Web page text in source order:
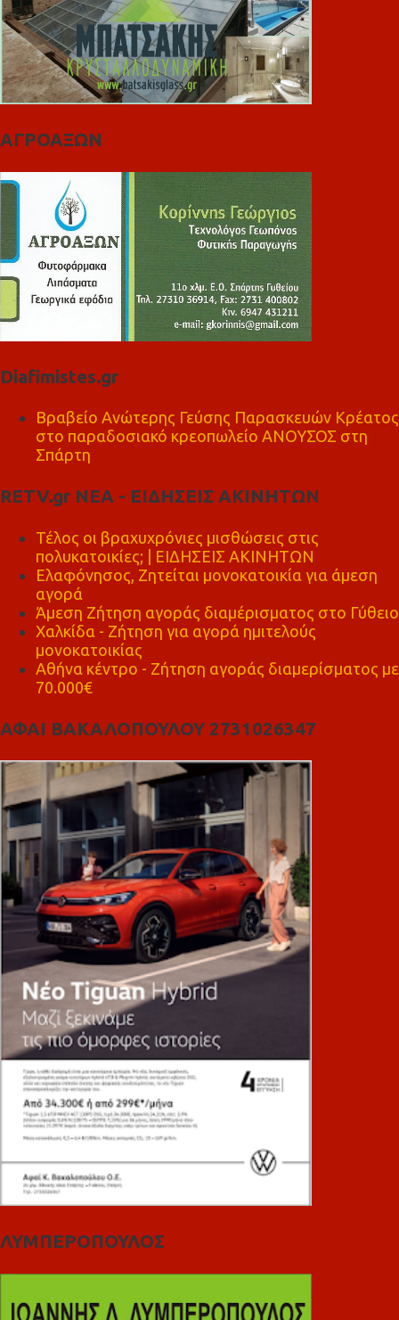
ΑΓΡΟΑΞΩΝ
Diafimistes.gr
Βραβείο Ανώτερης Γεύσης Παρασκευών Κρέατος
στο παραδοσιακό κρεοπωλείο ΑΝΟΥΣΟΣ στη
Σπάρτη
RETV.gr ΝΕΑ - ΕΙΔΗΣΕΙΣ ΑΚΙΝΗΤΩΝ
Τέλος οι βραχυχρόνιες μισθώσεις στις
πολυκατοικίες; | ΕΙΔΗΣΕΙΣ ΑΚΙΝΗΤΩΝ
Ελαφόνησος, Ζητείται μονοκατοικία για άμεση
αγορά
Άμεση Ζήτηση αγοράς διαμέρισματος στο Γύθειο
Χαλκίδα - Ζήτηση για αγορά ημιτελούς
μονοκατοικίας
Αθήνα κέντρο - Ζήτηση αγοράς διαμερίσματος με
70.000€
ΑΦΑΙ ΒΑΚΑΛΟΠΟΥΛΟΥ 2731026347
ΛΥΜΠΕΡΟΠΟΥΛΟΣ